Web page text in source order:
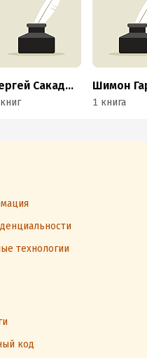
Сергей Сакадынский Шимон
1 книга
технологии
код